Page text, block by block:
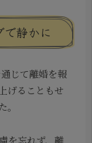
静かに
じて離婚を報
げることもせ
を忘れず、離